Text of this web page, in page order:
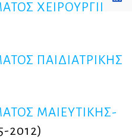
ΧΕΙΡΟΥΡΓΙΚΗΣ
ΠΑΙΔΙΑΤΡΙΚΗΣ
ΜΑΙΕΥΤΙΚΗΣ-
2012)